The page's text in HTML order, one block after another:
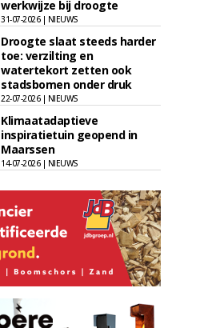
werkwijze bij droogte
31-07-2026 | NIEUWS
Droogte slaat steeds harder
toe: verzilting en
watertekort zetten ook
stadsbomen onder druk
22-07-2026 | NIEUWS
Klimaatadaptieve
inspiratietuin geopend in
Maarssen
14-07-2026 | NIEUWS